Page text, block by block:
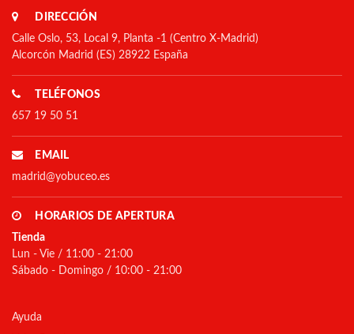
DIRECCIÓN
Calle Oslo, 53, Local 9, Planta -1 (Centro X-Madrid)
Alcorcón Madrid (ES) 28922 España
TELÉFONOS
657 19 50 51
EMAIL
madrid@yobuceo.es
HORARIOS DE APERTURA
Tienda
Lun - Vie / 11:00 - 21:00
Sábado - Domingo / 10:00 - 21:00
Ayuda